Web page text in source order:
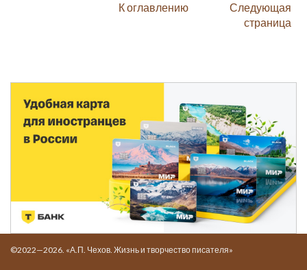
К оглавлению
Следующая
страница
©2022—2026. «А.П. Чехов. Жизнь и творчество писателя»